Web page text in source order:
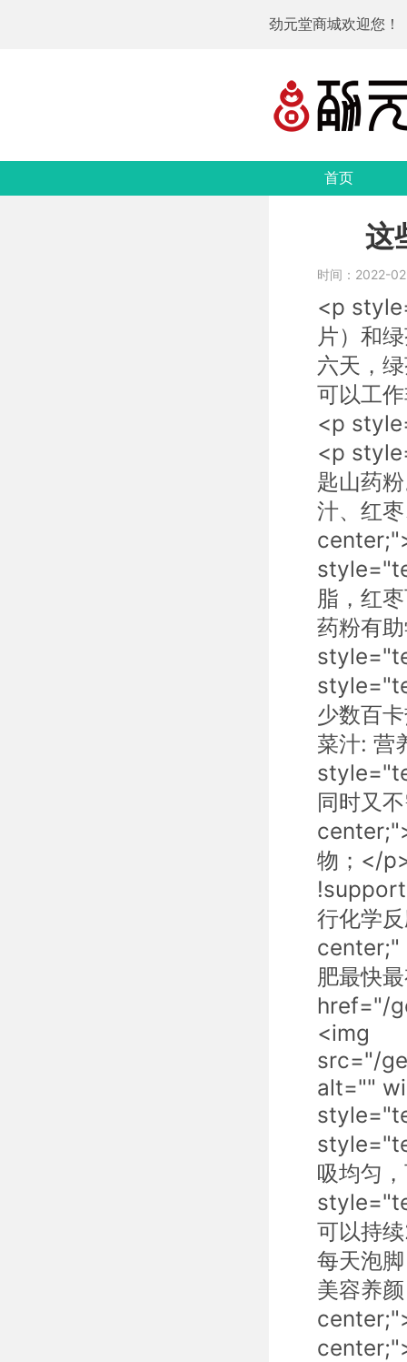
劲元堂商城欢迎您！
首页
这
时间：2022-
<p
片）和
六天，
可以工
<p
<p
匙山药
汁、红
脂，红
药粉有
少数百
菜汁: 营
同时又
物；</
行化学
center;"
肥最快
href="/
<img
src="/
alt=""
吸均匀
可以持
每天泡
美容养